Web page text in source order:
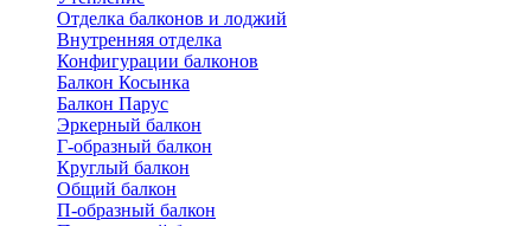
Отделка балконов и лоджий
Внутренняя отделка
Конфигурации балконов
Балкон Косынка
Балкон Парус
Эркерный балкон
Г-образный балкон
Круглый балкон
Общий балкон
П-образный балкон